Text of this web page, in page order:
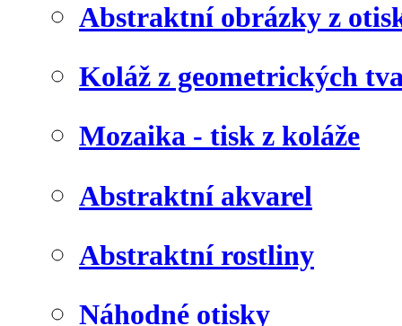
Abstraktní obrázky z
Koláž z geometrických
Mozaika - tisk z koláže
Abstraktní akvarel
Abstraktní rostliny
Náhodné otisky